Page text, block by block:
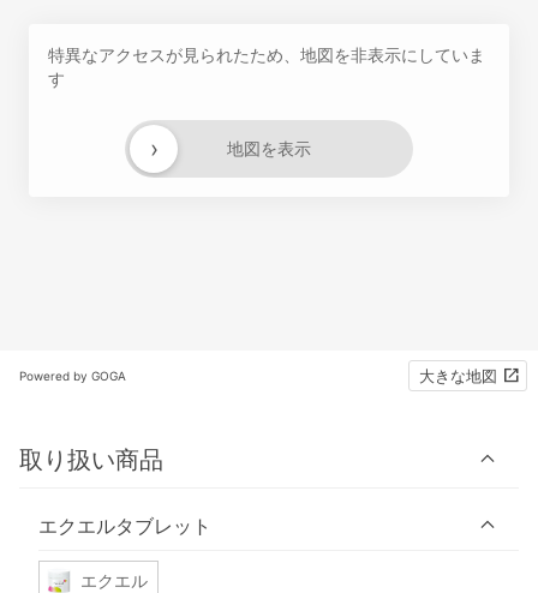
特異なアクセスが見られたため、地図を非表示にしていま
す
地図を表示
›
Powered by GOGA 大きな地図
取り扱い商品
エクエルタブレット
エクエル